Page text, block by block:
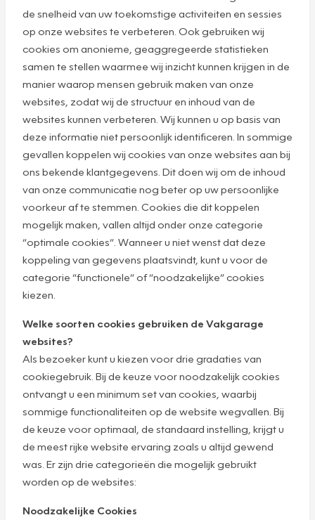
de snelheid van uw toekomstige activiteiten en sessies
op onze websites te verbeteren. Ook gebruiken wij
cookies om anonieme, geaggregeerde statistieken
samen te stellen waarmee wij inzicht kunnen krijgen in de
manier waarop mensen gebruik maken van onze
websites, zodat wij de structuur en inhoud van de
websites kunnen verbeteren. Wij kunnen u op basis van
deze informatie niet persoonlijk identificeren. In sommige
gevallen koppelen wij cookies van onze websites aan bij
ons bekende klantgegevens. Dit doen wij om de inhoud
van onze communicatie nog beter op uw persoonlijke
voorkeur af te stemmen. Cookies die dit koppelen
mogelijk maken, vallen altijd onder onze categorie
“optimale cookies”. Wanneer u niet wenst dat deze
koppeling van gegevens plaatsvindt, kunt u voor de
categorie “functionele” of “noodzakelijke” cookies
kiezen.
Welke soorten cookies gebruiken de Vakgarage
websites?
Als bezoeker kunt u kiezen voor drie gradaties van
cookiegebruik. Bij de keuze voor noodzakelijk cookies
ontvangt u een minimum set van cookies, waarbij
sommige functionaliteiten op de website wegvallen. Bij
de keuze voor optimaal, de standaard instelling, krijgt u
de meest rijke website ervaring zoals u altijd gewend
was. Er zijn drie categorieën die mogelijk gebruikt
worden op de websites:
Noodzakelijke Cookies